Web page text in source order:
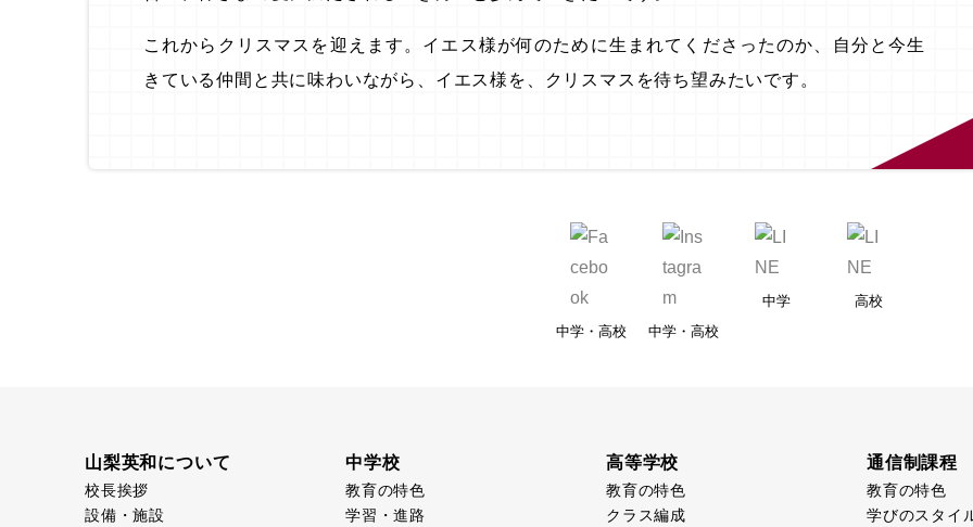
これからクリスマスを迎えます。イエス様が何のために生まれてくださったのか、自分と今生
きている仲間と共に味わいながら、イエス様を、クリスマスを待ち望みたいです。
中学・高校 中学・高校
中学 高校
山梨英和について
校長挨拶
設備・施設
中学校
教育の特色
学習・進路
高等学校
教育の特色
クラス編成
通信制課程
教育の特色
学びのスタイ